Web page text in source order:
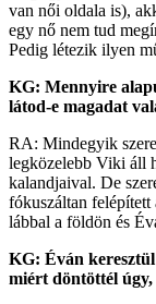
van női oldala is),
egy nő nem tud
Pedig létezik ilyen
KG: Mennyire
látod-e magadat
RA: Mindegyik
legközelebb Viki áll
kalandjaival. De
fókuszáltan felépített
lábbal a földön és
KG: Éván
miért döntöttél úgy,